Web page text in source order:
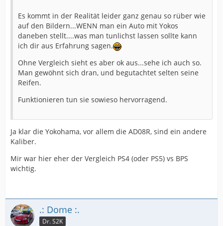
Es kommt in der Realität leider ganz genau so rüber wie
auf den Bildern...WENN man ein Auto mit Yokos
daneben stellt....was man tunlichst lassen sollte kann
ich dir aus Erfahrung sagen.
Ohne Vergleich sieht es aber ok aus...sehe ich auch so.
Man gewöhnt sich dran, und begutachtet selten seine
Reifen.
Funktionieren tun sie sowieso hervorragend.
Ja klar die Yokohama, vor allem die AD08R, sind ein andere
Kaliber.
Mir war hier eher der Vergleich PS4 (oder PS5) vs BPS
wichtig.
.: Dome :.
Dr. S2K